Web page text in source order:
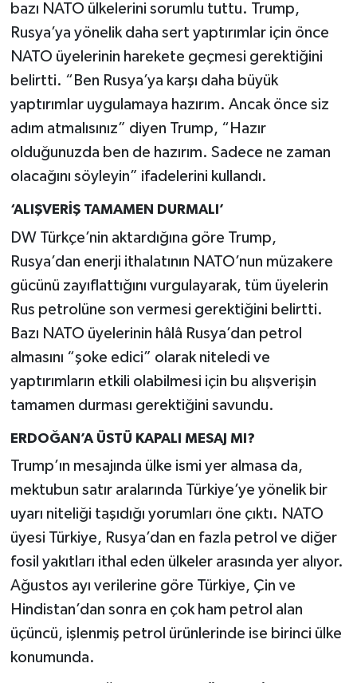
bazı NATO ülkelerini sorumlu tuttu. Trump,
Rusya’ya yönelik daha sert yaptırımlar için önce
NATO üyelerinin harekete geçmesi gerektiğini
belirtti. “Ben Rusya’ya karşı daha büyük
yaptırımlar uygulamaya hazırım. Ancak önce siz
adım atmalısınız” diyen Trump, “Hazır
olduğunuzda ben de hazırım. Sadece ne zaman
olacağını söyleyin” ifadelerini kullandı.
‘ALIŞVERİŞ TAMAMEN DURMALI’
DW Türkçe’nin aktardığına göre Trump,
Rusya’dan enerji ithalatının NATO’nun müzakere
gücünü zayıflattığını vurgulayarak, tüm üyelerin
Rus petrolüne son vermesi gerektiğini belirtti.
Bazı NATO üyelerinin hâlâ Rusya’dan petrol
almasını “şoke edici” olarak niteledi ve
yaptırımların etkili olabilmesi için bu alışverişin
tamamen durması gerektiğini savundu.
ERDOĞAN’A ÜSTÜ KAPALI MESAJ MI?
Trump’ın mesajında ülke ismi yer almasa da,
mektubun satır aralarında Türkiye’ye yönelik bir
uyarı niteliği taşıdığı yorumları öne çıktı. NATO
üyesi Türkiye, Rusya’dan en fazla petrol ve diğer
fosil yakıtları ithal eden ülkeler arasında yer alıyor.
Ağustos ayı verilerine göre Türkiye, Çin ve
Hindistan’dan sonra en çok ham petrol alan
üçüncü, işlenmiş petrol ürünlerinde ise birinci ülke
konumunda.